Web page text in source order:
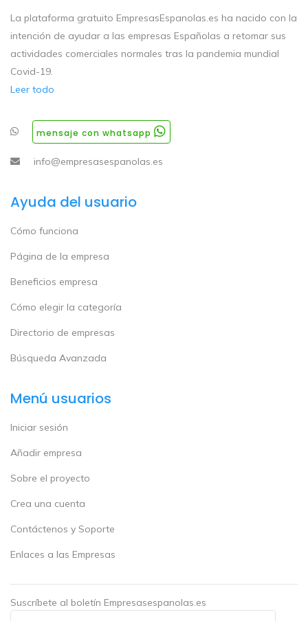
La plataforma gratuito EmpresasEspanolas.es ha nacido con la
intención de ayudar a las empresas Españolas a retomar sus
actividades comerciales normales tras la pandemia mundial
Covid-19.
Leer todo
mensaje con whatsapp
info@empresasespanolas.es
Ayuda del usuario
Cómo funciona
Página de la empresa
Beneficios empresa
Cómo elegir la categoría
Directorio de empresas
Búsqueda Avanzada
Menú usuarios
Iniciar sesión
Añadir empresa
Sobre el proyecto
Crea una cuenta
Contáctenos y Soporte
Enlaces a las Empresas
Suscríbete al boletín Empresasespanolas.es